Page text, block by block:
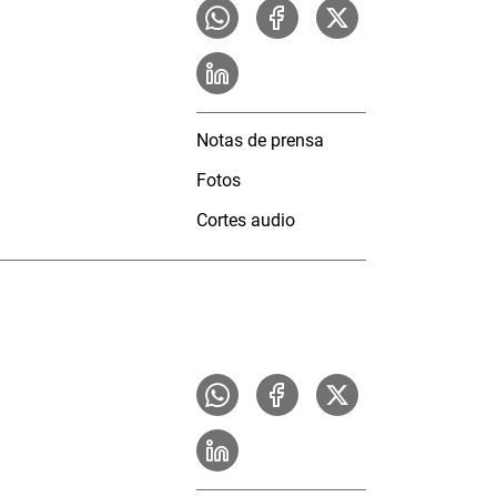
Notas de prensa
Fotos
Cortes audio